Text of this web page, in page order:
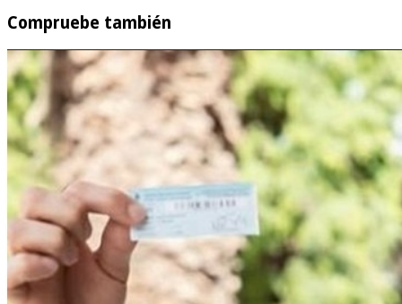
Compruebe también